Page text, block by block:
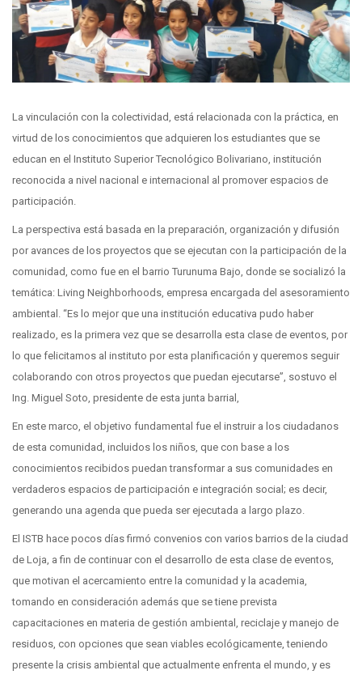
La vinculación con la colectividad, está relacionada con la práctica, en
virtud de los conocimientos que adquieren los estudiantes que se
educan en el Instituto Superior Tecnológico Bolivariano, institución
reconocida a nivel nacional e internacional al promover espacios de
participación.
La perspectiva está basada en la preparación, organización y difusión
por avances de los proyectos que se ejecutan con la participación de la
comunidad, como fue en el barrio Turunuma Bajo, donde se socializó la
temática: Living Neighborhoods, empresa encargada del asesoramiento
ambiental. “Es lo mejor que una institución educativa pudo haber
realizado, es la primera vez que se desarrolla esta clase de eventos, por
lo que felicitamos al instituto por esta planificación y queremos seguir
colaborando con otros proyectos que puedan ejecutarse”, sostuvo el
Ing. Miguel Soto, presidente de esta junta barrial,
En este marco, el objetivo fundamental fue el instruir a los ciudadanos
de esta comunidad, incluidos los niños, que con base a los
conocimientos recibidos puedan transformar a sus comunidades en
verdaderos espacios de participación e integración social; es decir,
generando una agenda que pueda ser ejecutada a largo plazo.
El ISTB hace pocos días firmó convenios con varios barrios de la ciudad
de Loja, a fin de continuar con el desarrollo de esta clase de eventos,
que motivan el acercamiento entre la comunidad y la academia,
tomando en consideración además que se tiene prevista
capacitaciones en materia de gestión ambiental, reciclaje y manejo de
residuos, con opciones que sean viables ecológicamente, teniendo
presente la crisis ambiental que actualmente enfrenta el mundo, y es